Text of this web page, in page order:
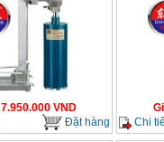
7.950.000VND
Đặt hàng
Chi